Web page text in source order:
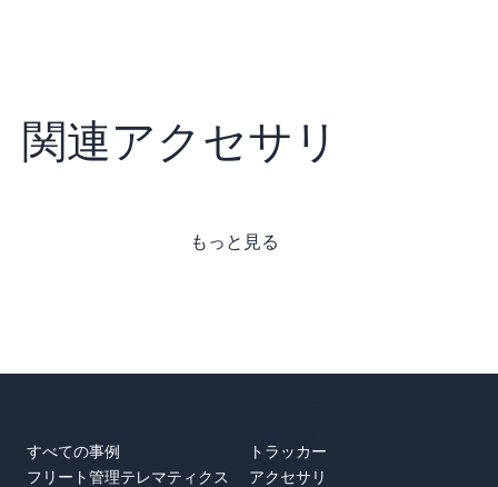
関連アクセサリ
もっと見る
すべての事例
フリート管理テレマティクス
トラッカー
アクセサリ